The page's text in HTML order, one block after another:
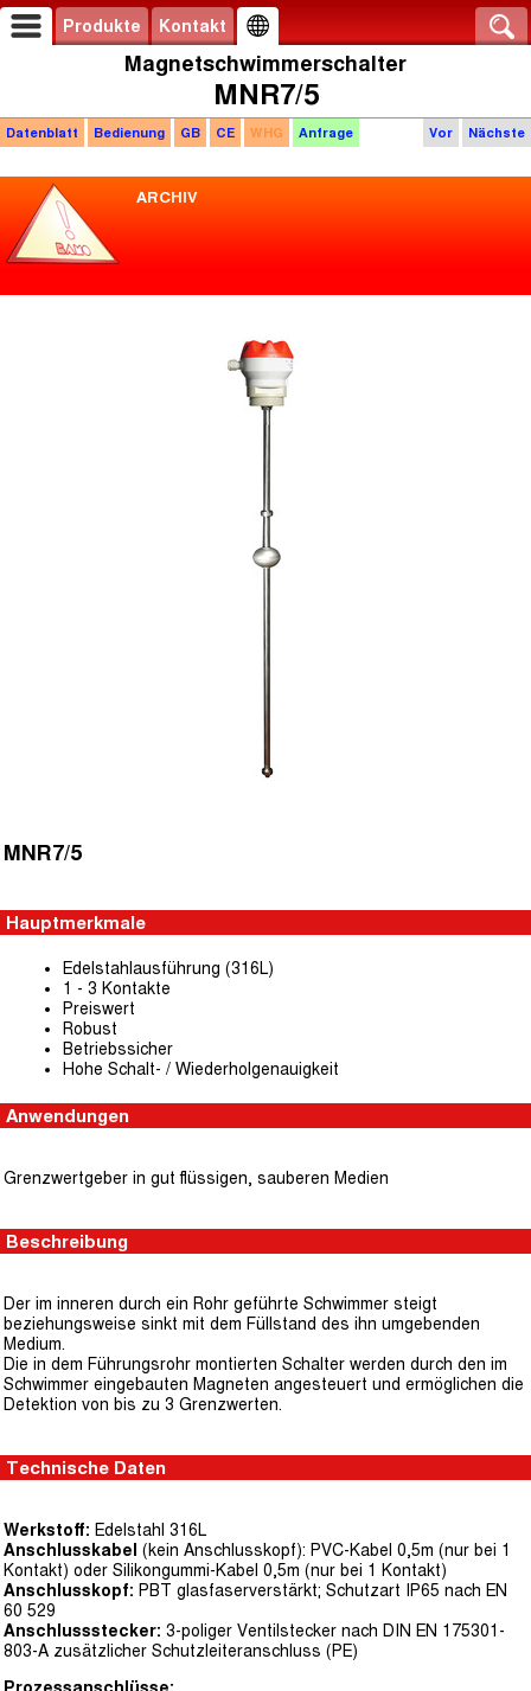
Produkte Kontakt
Magnetschwimmerschalter
MNR7/5
Vor Nächste
Datenblatt Bedienung GB CE WHG Anfrage
ARCHIV
MNR7/5
Hauptmerkmale
Edelstahlausführung (316L)
1 - 3 Kontakte
Preiswert
Robust
Betriebssicher
Hohe Schalt- / Wiederholgenauigkeit
Anwendungen
Grenzwertgeber in gut flüssigen, sauberen Medien
Beschreibung
Der im inneren durch ein Rohr geführte Schwimmer steigt
beziehungsweise sinkt mit dem Füllstand des ihn umgebenden
Medium.
Die in dem Führungsrohr montierten Schalter werden durch den im
Schwimmer eingebauten Magneten angesteuert und ermöglichen die
Detektion von bis zu 3 Grenzwerten.
Technische Daten
Werkstoff: Edelstahl 316L
Anschlusskabel (kein Anschlusskopf): PVC-Kabel 0,5m (nur bei 1
Kontakt) oder Silikongummi-Kabel 0,5m (nur bei 1 Kontakt)
Anschlusskopf: PBT glasfaserverstärkt; Schutzart IP65 nach EN
60 529
Anschlussstecker: 3-poliger Ventilstecker nach DIN EN 175301-
803-A zusätzlicher Schutzleiteranschluss (PE)